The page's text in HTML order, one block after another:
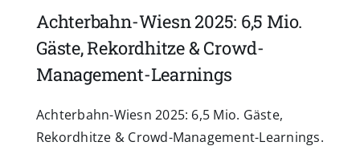
Achterbahn-Wiesn 2025: 6,5 Mio.
Gäste, Rekordhitze & Crowd-
Management-Learnings
Achterbahn-Wiesn 2025: 6,5 Mio. Gäste,
Rekordhitze & Crowd-Management-Learnings.